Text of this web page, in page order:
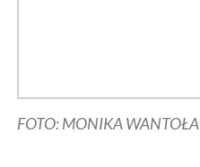
FOTO: MONIKA WANTOŁA